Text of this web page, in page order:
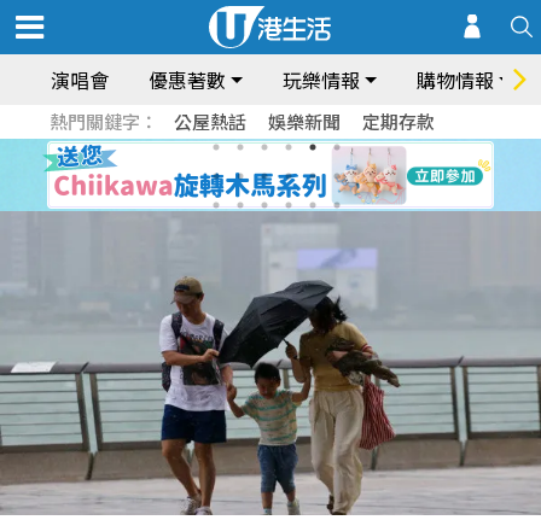
演唱會 優惠著數 玩樂情報 購物情報
熱門關鍵字： 公屋熱話 娛樂新聞 定期存款